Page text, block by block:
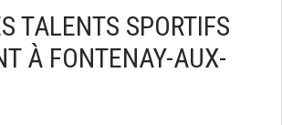
TALENTS SPORTIFS
À FONTENAY-AUX-